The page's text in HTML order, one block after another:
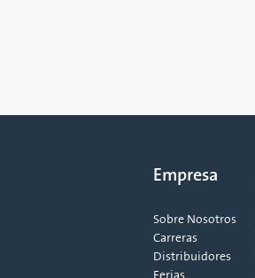
Empresa
Sobre Nosotros
Carreras
Distribuidores